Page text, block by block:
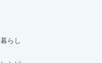
暮らし